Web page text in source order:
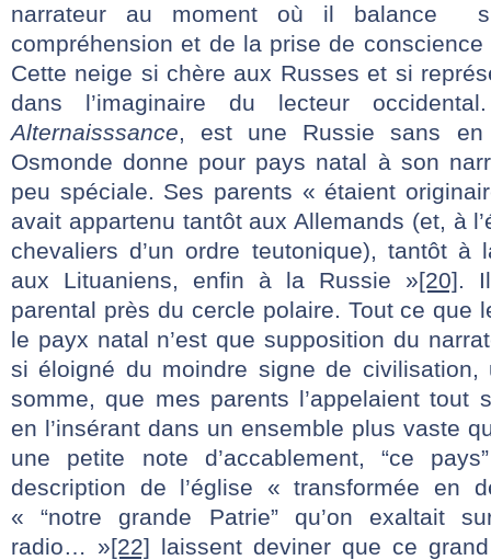
narrateur au moment où il balance
compréhension et de la prise de
Cette neige si chère aux Russes et si
dans l’imaginaire du lecteur
Alternaisssance, est une Russie sans
Osmonde donne pour pays natal à son
peu spéciale. Ses parents « étaient
avait appartenu tantôt aux Allemands (et, à
chevaliers d’un ordre teutonique), tantôt à
aux Lituaniens, enfin à la Russie »[20].
parental près du cercle polaire. Tout ce que
le payx natal n’est que supposition du
si éloigné du moindre signe de
somme, que mes parents l’appelaient tout
en l’insérant dans un ensemble plus vaste
une petite note d’accablement, “ce
description de l’église « transformée en
« “notre grande Patrie” qu’on exaltait
radio… »[22] laissent deviner que ce